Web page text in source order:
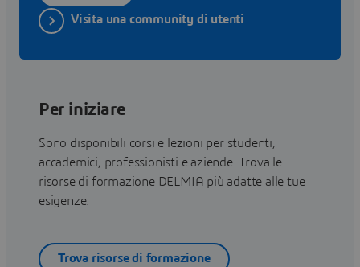
Visita una community di utenti
Per iniziare
Sono disponibili corsi e lezioni per studenti,
accademici, professionisti e aziende. Trova le
risorse di formazione DELMIA più adatte alle tue
esigenze.
Trova risorse di formazione